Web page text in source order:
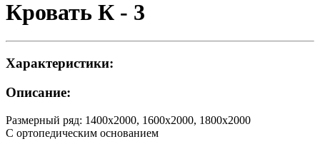
Кровать К - 3
Характеристики:
Описание:
Размерный ряд: 1400х2000, 1600х2000, 1800х2000
С ортопедическим основанием